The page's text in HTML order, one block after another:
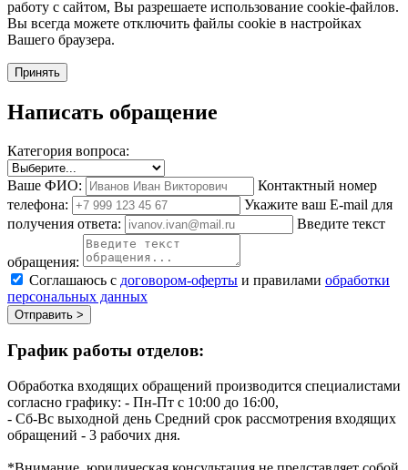
работу с сайтом, Вы разрешаете использование cookie-файлов.
Вы всегда можете отключить файлы cookie в настройках
Вашего браузера.
Принять
Написать обращение
Категория вопроса:
Ваше ФИО:
Контактный номер
телефона:
Укажите ваш E-mail для
получения ответа:
Введите текст
обращения:
Соглашаюсь с договором-оферты и правилами обработки
персональных данных
Отправить >
График работы отделов:
Обработка входящих обращений производится специалистами
согласно графику: - Пн-Пт с 10:00 до 16:00,
- Сб-Вс выходной день Средний срок рассмотрения входящих
обращений - 3 рабочих дня.